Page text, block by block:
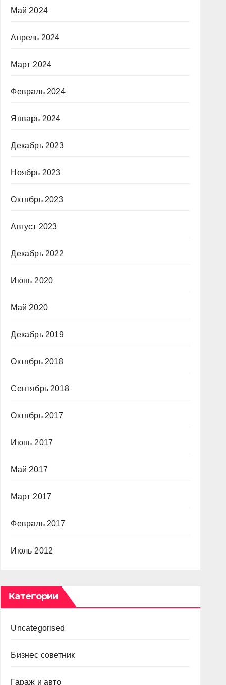
Май 2024
Апрель 2024
Март 2024
Февраль 2024
Январь 2024
Декабрь 2023
Ноябрь 2023
Октябрь 2023
Август 2023
Декабрь 2022
Июнь 2020
Май 2020
Декабрь 2019
Октябрь 2018
Сентябрь 2018
Октябрь 2017
Июнь 2017
Май 2017
Март 2017
Февраль 2017
Июль 2012
Категории
Uncategorised
Бизнес советник
Гараж и авто